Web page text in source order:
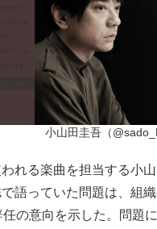
小山田圭吾（
れる楽曲を担当する小
語っていた問題は、組
の意向を示した。問題